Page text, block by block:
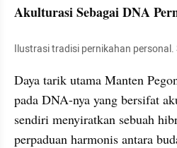
Akulturasi Sebagai DNA
Ilustrasi tradisi pernikahan personal.
Daya tarik utama Manten
pada DNA-nya yang bersifat
sendiri menyiratkan sebuah
perpaduan harmonis antara